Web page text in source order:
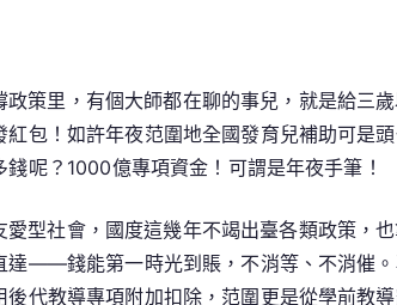
政策里，有個大師都在聊的事兒，就是給三
紅包！如許年夜范圍地全國發育兒補助可是
錢呢？1000億專項資金！可謂是年夜手筆！
愛型社會，國度這幾年不竭出臺各類政策，
達——錢能第一時光到賬，不消等、不消催
後代教導專項附加扣除，范圍更是從學前教